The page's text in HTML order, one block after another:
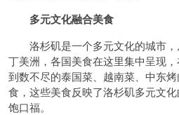
多元文化融合美食
洛杉矶是一个多元文化的城市，
丁美洲，各国美食在这里集中呈现
到数不尽的泰国菜、越南菜、中东
食，这些美食反映了洛杉矶多元文
饱口福。